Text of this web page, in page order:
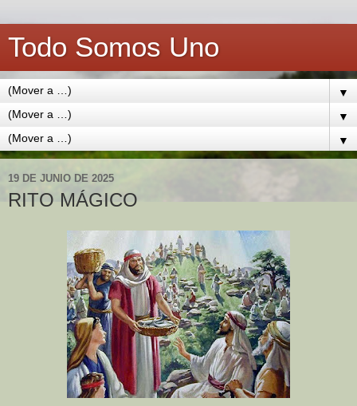
Todo Somos Uno
▼
▼
▼
19 DE JUNIO DE 2025
RITO MÁGICO